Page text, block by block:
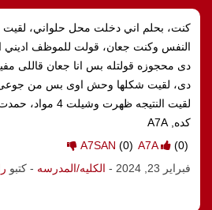
كنت، بحلم اني دخلت محل حلواني، لقيت
النفس وكنت جعان، قولت للموظف اديني
دى محجوزه قولتله بس انا جعان قاللى
لقيت النتيجه
كده, A7A
A7A
(0)
(0)
A7SAN
فبراير 23, 2024
- الكليه/المدرسه - كتبو